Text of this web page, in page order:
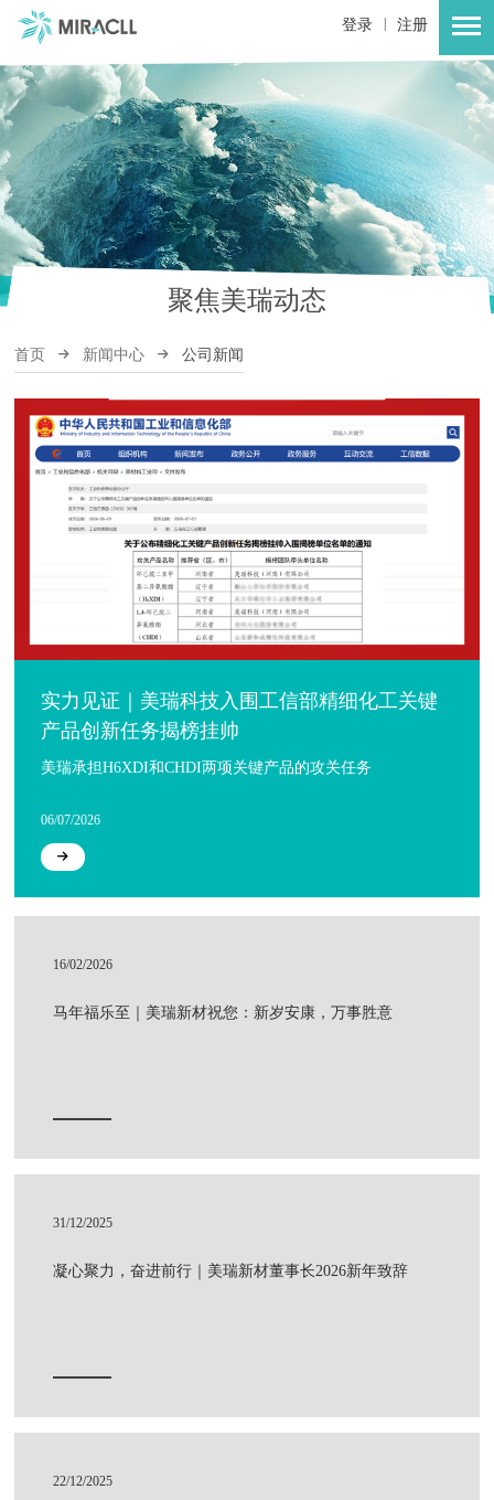
登录 注册
聚焦美瑞动态
首页 新闻中心 公司新闻
实力见证｜美瑞科技入围工信部精细化工关键
产品创新任务揭榜挂帅
美瑞承担H6XDI和CHDI两项关键产品的攻关任务
06/07/2026
16/02/2026
马年福乐至｜美瑞新材祝您：新岁安康，万事胜意
31/12/2025
凝心聚力，奋进前行｜美瑞新材董事长2026新年致辞
22/12/2025